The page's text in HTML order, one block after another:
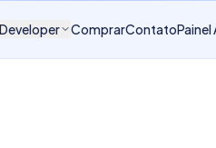
Developer ComprarContato